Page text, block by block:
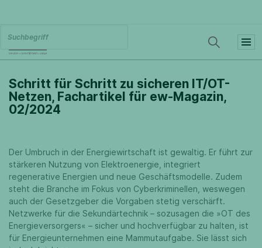
Schritt für Schritt zu sicheren IT/OT-
Netzen, Fachartikel für ew-Magazin,
02/2024
Der Umbruch in der Energiewirtschaft ist gewaltig. Er führt zur
stärkeren Nutzung von Elektroenergie, integriert
regenerative Energien und neue Geschäftsmodelle. Zudem
steht die Branche im Fokus von Cyberkriminellen, weswegen
auch der Gesetzgeber die Vorgaben stetig verschärft.
Netzwerke für die Sekundärtechnik – sozusagen die »OT des
Energieversorgers« – sicher und hochverfügbar zu halten, ist
für Energieunternehmen eine Mammutaufgabe. Sie lässt sich